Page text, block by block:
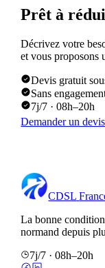
Prêt à
Décrivez votre
et vous proposons
Devis gratuit
Sans
7j/7 · 08h–20h
Demander un
CDSL
La bonne
normand depuis
7j/7 · 08h–20h